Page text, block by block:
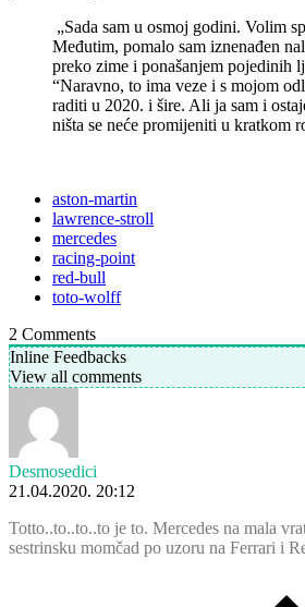
„Sada sam u osmoj godini. Volim
Međutim, pomalo sam iznenađen
preko zime i ponašanjem pojedinih
“Naravno, to ima veze i s mojom
raditi u 2020. i šire. Ali ja sam i
ništa se neće promijeniti u kratkom
aston-martin
lawrence-stroll
mercedes
racing-point
red-bull
toto-wolff
2 Comments
Inline Feedbacks
View all comments
Desmosedici
21.04.2020. 20:12
Totto..to..to..to je to. Mercedes na mala
sestrinsku momčad po uzoru na Ferrari i